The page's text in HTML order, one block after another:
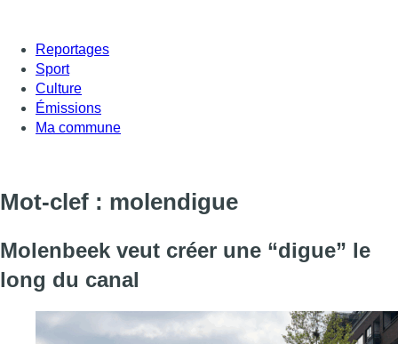
Reportages
Sport
Culture
Émissions
Ma commune
Mot-clef : molendigue
Molenbeek veut créer une “digue” le
long du canal